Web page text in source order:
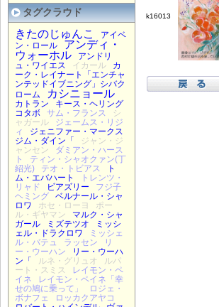
タグクラウド
きたのじゅんこ
アイベ
ン・ロール
アンディ・
ウォーホル
アンドリ
ュ・ワイエス
イカール
カ
ーク・レイナート「エンチャ
ンテッドイブニング」シバク
ローム
カシニョール
カトラン
キース・ヘリング
コタボ
サム・フランス
シ
ャガール
ジェームス・リジ
ィ
ジェニファー・マークス
ジム・ダイン「
ジャン・ジ
ャンセン
ダミアン・ハース
ト
ティン・シャオクァン(丁
紹光)
テオ・トビアス
ト
ム・エバハート
トレンツ・
リャド
ビアズリー
フジ子
ヘミング
ベルナール・シャ
ロワ
ホセ・ローヨ
ポー
ル・ギヤマン
マルク・シャ
ガール
ミズテツオ
ミッシ
ェル・ドラクロワ
ミッシェ
ル・バテュ
ラッセン
リ
ー・ウーハン
リー・ウーハ
ン「
ルネ・グリュオ
ルパ
ート・スミス
レイモン・ペ
イネ
レイモン・ペイネ「幸
せの鳩に乗って」
ロジェ・
ボナフェ
ロッカクアヤコ
k16013